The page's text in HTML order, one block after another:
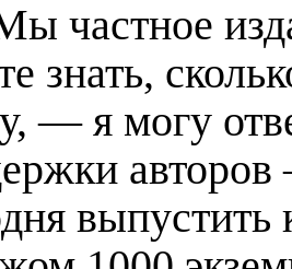
частное
знать,
— я могу
авторов
выпустить